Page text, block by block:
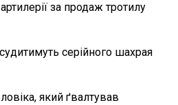
за продаж тротилу
серійного шахрая
який ґвалтував